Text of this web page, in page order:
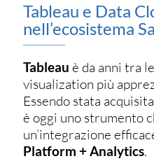
Tableau e Data
nell’ecosistema
Tableau è da anni tra
visualization più
Essendo stata
è oggi uno strumento
un’integrazione
Platform + Analytics.